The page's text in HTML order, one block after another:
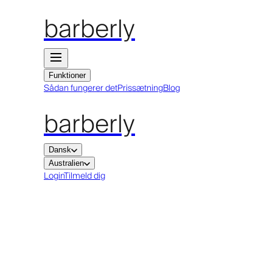
barberly
Funktioner
Sådan fungerer detPrissætningBlog
barberly
Dansk
Australien
LoginTilmeld dig